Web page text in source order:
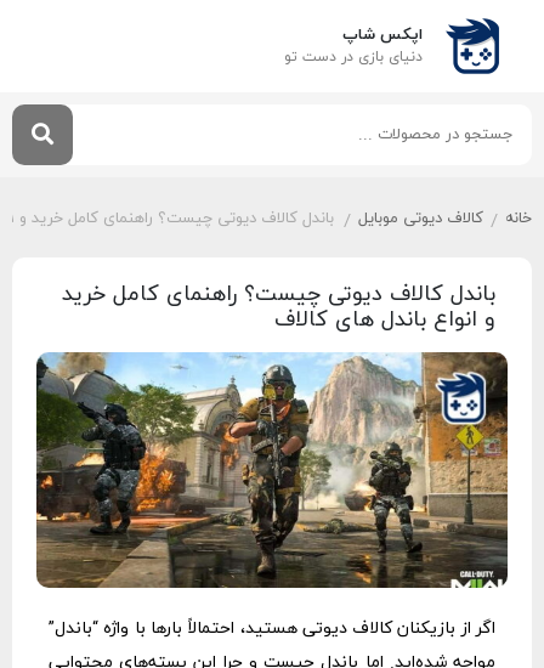
اپکس شاپ
دنیای بازی‌ در دست تو
خانه / کالاف دیوتی موبایل / باندل کالاف دیوتی چیست؟ راهنمای کامل خرید و
باندل کالاف دیوتی چیست؟ راهنمای کامل خرید
و انواع باندل‌ های کالاف
اگر از بازیکنان کالاف دیوتی هستید، احتمالاً بارها با واژه “باندل”
مواجه شده‌اید. اما باندل چیست و چرا این بسته‌های محتوایی